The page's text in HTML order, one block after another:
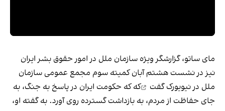
مای ساتو، گزارشگر ویژه سازمان ملل در امور حقوق بشر ایران
نیز در نشست هشتم آبان کمیته سوم مجمع عمومی سازمان
ملل در نیویورکگفت
که که حکومت ایران در پاسخ به جنگ، به
جای حفاظت از مردم، به بازداشت گسترده روی آورد. به گفته او،